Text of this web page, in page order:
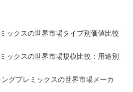
ックスの世界市場タイプ別価値比較
ックスの世界市場規模比較：用途別
グプレミックスの世界市場メーカ